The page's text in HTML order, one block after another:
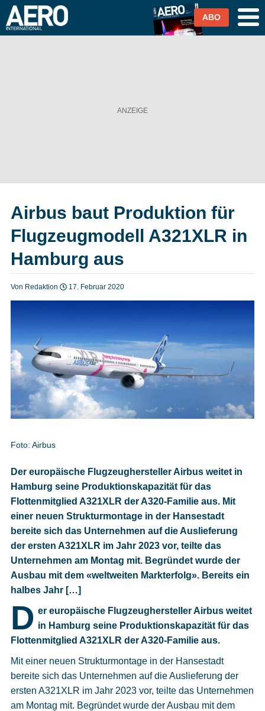
Magazin & Abo
Podcast
Mediadaten
Datenschutz
Cookies
Datenschutzeinstellungen
ABO
Airbus baut Produktion für
Flugzeugmodell A321XLR in
Hamburg aus
Von Redaktion 17. Februar 2020
Foto: Airbus
Der europäische Flugzeughersteller Airbus weitet in
Hamburg seine Produktionskapazität für das
Flottenmitglied A321XLR der A320-Familie aus. Mit
einer neuen Strukturmontage in der Hansestadt
bereite sich das Unternehmen auf die Auslieferung
der ersten A321XLR im Jahr 2023 vor, teilte das
Unternehmen am Montag mit. Begründet wurde der
Ausbau mit dem «weltweiten Markterfolg». Bereits ein
halbes Jahr […]
D er europäische Flugzeughersteller Airbus weitet
in Hamburg seine Produktionskapazität für das
Flottenmitglied A321XLR der A320-Familie aus.
Mit einer neuen Strukturmontage in der Hansestadt
bereite sich das Unternehmen auf die Auslieferung der
ersten A321XLR im Jahr 2023 vor, teilte das Unternehmen
am Montag mit. Begründet wurde der Ausbau mit dem